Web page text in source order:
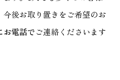
後お取り置きをご希望のお
お電話でご連絡くださいます